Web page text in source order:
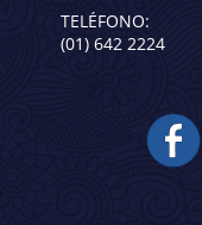
TELÉFONO:
(01) 642 2224